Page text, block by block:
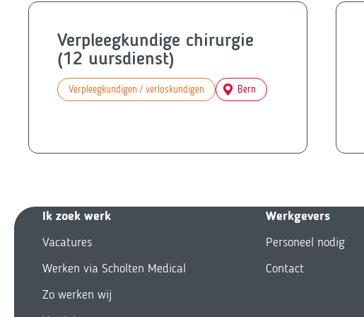
Verpleegkundige chirurgie
(12 uursdienst)
Verpleegkundigen / verloskundigen Bern
Ik zoek werk
Vacatures
Werken via Scholten Medical
Zo werken wij
Werkgevers
Personeel nodig
Contact